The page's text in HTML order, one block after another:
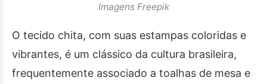
Imagens Freepik
O tecido chita, com suas estampas coloridas e
vibrantes, é um clássico da cultura brasileira,
frequentemente associado a toalhas de mesa e